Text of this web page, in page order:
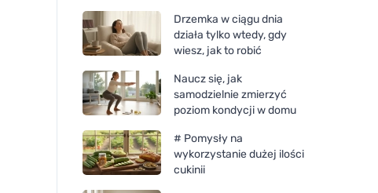
Drzemka w ciągu dnia
działa tylko wtedy, gdy
wiesz, jak to robić
Naucz się, jak
samodzielnie zmierzyć
poziom kondycji w domu
# Pomysły na
wykorzystanie dużej ilości
cukinii